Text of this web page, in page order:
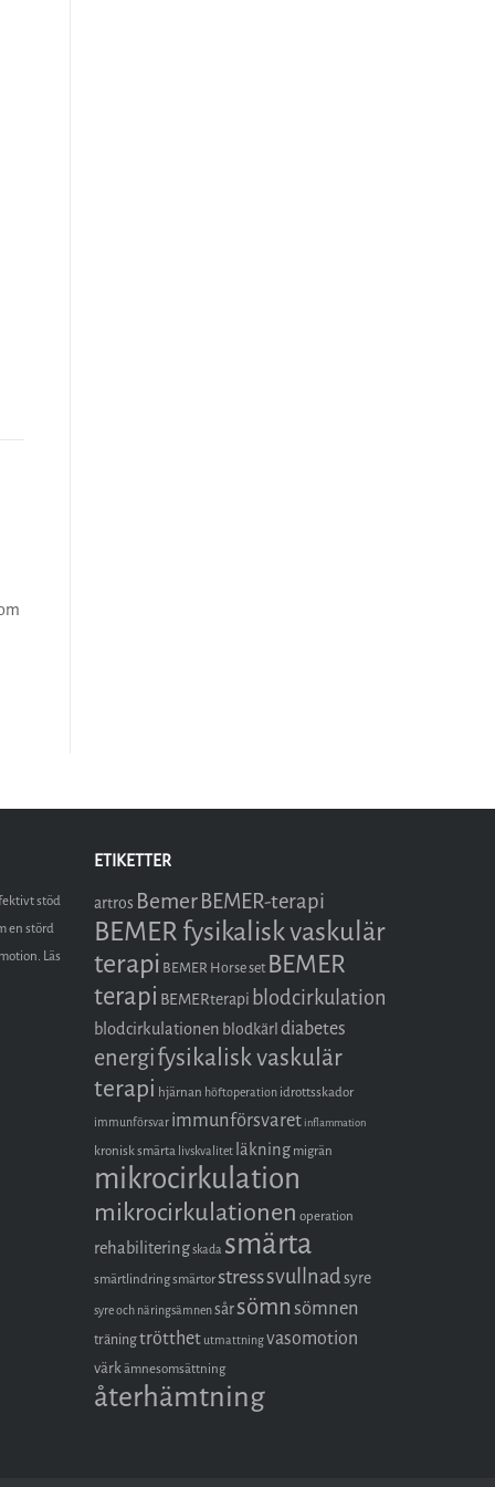
stöd
en störd
Läs
ETIKETTER
artros BemerBEMER-terapi
BEMER fysikalisk vaskulär
terapi BEMER Horse set BEMER
terapi BEMERterapi blodcirkulation
blodcirkulationen blodkärldiabetes
energifysikalisk vaskulär
terapi hjärnan höftoperation idrottsskador
immunförsvar immunförsvaret inflammation
kronisk smärta livskvalitet läkningmigrän
mikrocirkulation
mikrocirkulationen operation
rehabiliteringskada smärta
smärtlindringsmärtorstresssvullnadsyre
syre och näringsämnensårsömnsömnen
träningtrötthet utmattningvasomotion
värkämnesomsättning
återhämtning